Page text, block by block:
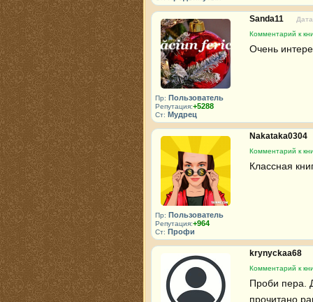
Пр: Пользователь
Репутация:+5288
Ст: Мудрец
Sanda11
Комментарий к
Очень
Пр: Пользователь
Репутация:+964
Ст: Профи
Nakataka0304
Комментарий к
Классная
krynyckaa68
Комментарий к
Проби пера.
прочитано